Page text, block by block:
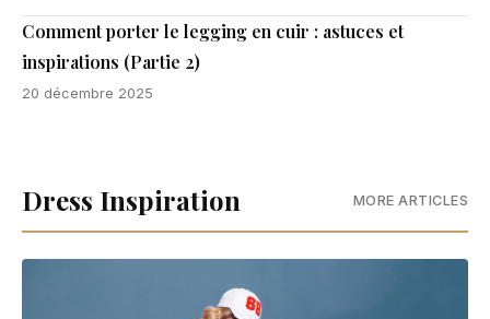
Comment porter le legging en cuir : astuces et
inspirations (Partie 2)
20 décembre 2025
Dress Inspiration MORE ARTICLES